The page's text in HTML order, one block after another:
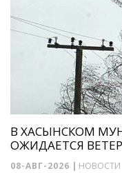
В ХАСЫНСКОМ
ОЖИДАЕТСЯ
08-АВГ-2026 | НОВОСТИ